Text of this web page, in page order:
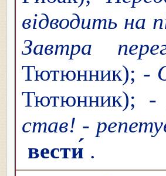
відводить на
Завтра
Тютюнник); -
Тютюнник);
став! -
вести́ .